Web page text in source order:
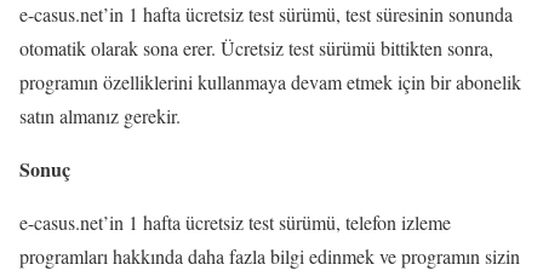
e-casus.net’in 1 hafta ücretsiz test sürümü, test süresinin sonunda
otomatik olarak sona erer. Ücretsiz test sürümü bittikten sonra,
programın özelliklerini kullanmaya devam etmek için bir abonelik
satın almanız gerekir.
Sonuç
e-casus.net’in 1 hafta ücretsiz test sürümü, telefon izleme
programları hakkında daha fazla bilgi edinmek ve programın sizin